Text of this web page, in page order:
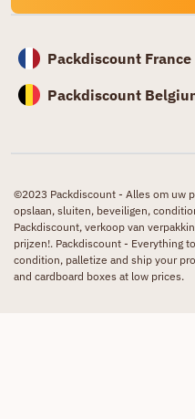
Packdiscount France
Packdiscount
©2023 Packdiscount - Alles om uw
opslaan, sluiten, beveiligen,
Packdiscount, verkoop van
prijzen!. Packdiscount - Everything
condition, palletize and ship your
and cardboard boxes at low prices.